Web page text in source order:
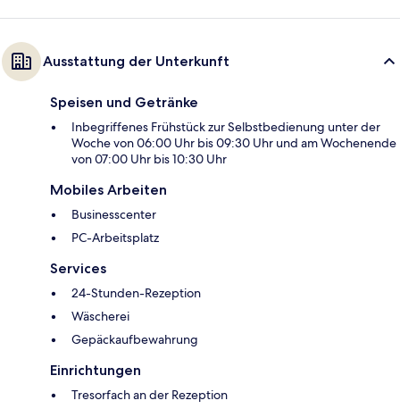
Ausstattung der Unterkunft
Speisen und Getränke
Inbegriffenes Frühstück zur Selbstbedienung unter der
Woche von 06:00 Uhr bis 09:30 Uhr und am Wochenende
von 07:00 Uhr bis 10:30 Uhr
Mobiles Arbeiten
Businesscenter
PC-Arbeitsplatz
Services
24-Stunden-Rezeption
Wäscherei
Gepäckaufbewahrung
Einrichtungen
Tresorfach an der Rezeption